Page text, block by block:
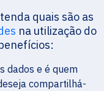
quais são as
na utilização do
dados e é quem
compartilhá-